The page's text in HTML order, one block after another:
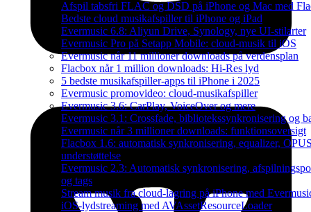
Afspil tabsfri FLAC og DSD på iPhone og Mac med
Bedste cloud musikafspiller til iPhone og iPad
Evermusic 6.8: Aliyun Drive, Synology, nye UI-stilarter
Evermusic Pro på Setapp Mobile: cloud-musik til iOS
Evermusic når 11 millioner downloads på verdensplan
Flacbox når 1 million downloads: Hi-Res lyd
5 bedste musikafspiller-apps til iPhone i 2025
Evermusic promovideo: cloud-musikafspiller
Evermusic 3.6: CarPlay, VoiceOver og mere
Evermusic 3.1: Crossfade, bibliotekssynkronisering og
Evermusic når 3 millioner downloads: funktionsoversigt
Flacbox 1.6: automatisk synkronisering, equalizer,
understøttelse
Evermusic 2.3: Automatisk synkronisering,
og tags
Stream musik fra cloud-lagring på iPhone med
iOS-lydstreaming med AVAssetResourceLoader